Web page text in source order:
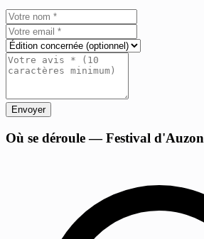
Envoyer
Où se déroule — Festival d'Auzon